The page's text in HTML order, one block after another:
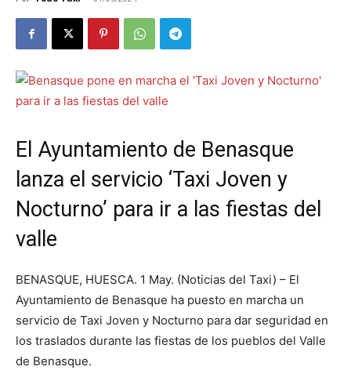
El Ayuntamiento de Benasque
lanza el servicio ‘Taxi Joven y
Nocturno’ para ir a las fiestas del
valle
BENASQUE, HUESCA. 1 May. (Noticias del Taxi) – El
Ayuntamiento de Benasque ha puesto en marcha un
servicio de Taxi Joven y Nocturno para dar seguridad en
los traslados durante las fiestas de los pueblos del Valle
de Benasque.